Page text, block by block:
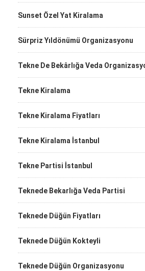
Sunset Özel Yat Kiralama
Sürpriz Yıldönümü Organizasyonu
Tekne De Bekârlığa Veda
Tekne Kiralama
Tekne Kiralama Fiyatları
Tekne Kiralama İstanbul
Tekne Partisi İstanbul
Teknede Bekarlığa Veda Partisi
Teknede Düğün Fiyatları
Teknede Düğün Kokteyli
Teknede Düğün Organizasyonu